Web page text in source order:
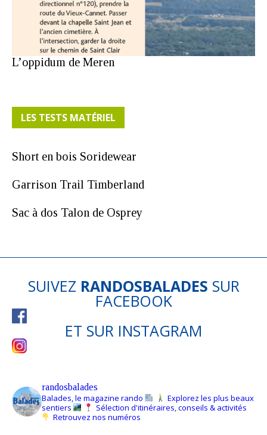
L’oppidum de Meren
LES TESTS MATÉRIEL
Short en bois Soridewear
Garrison Trail Timberland
Sac à dos Talon de Osprey
SUIVEZ RANDOSBALADES SUR
FACEBOOK
ET SUR INSTAGRAM
randosbalades
Balades, le magazine rando
Explorez les plus beaux
sentiers
Sélection d'itinéraires, conseils & activités
Retrouvez nos numéros